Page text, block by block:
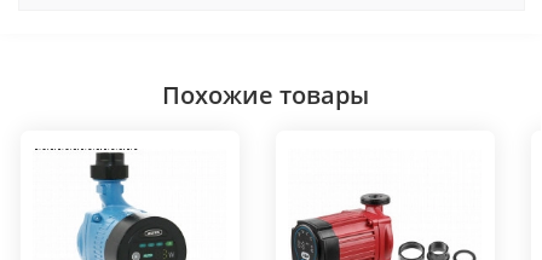
Похожие товары